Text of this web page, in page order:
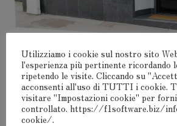
Lascia Un Commento
Deviconnettertiper pubblicare un
Utilizziamo i cookie sul nostro sito
l'esperienza più pertinente ricordando
ripetendo le visite. Cliccando su
acconsenti all'uso di TUTTI i cookie.
visitare "Impostazioni cookie" per
controllato. https://f1software.biz/
cookie/.